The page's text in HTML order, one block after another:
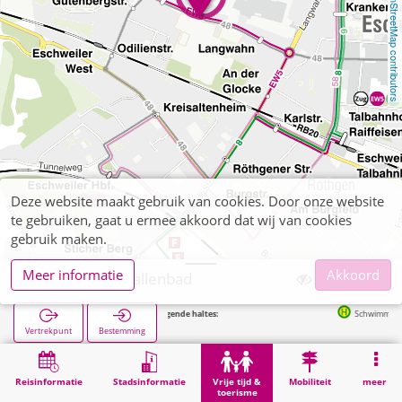
OpenStreetMap contributors
Reisinformatie Stadsinformatie
Vrije tijd &
toerisme
Mobiliteit meer
Eschweiler, Hallenbad
Vertrekpunt Bestemming
Volgende haltes: Schwimmhalle in
Vrije tijd & toerisme Eschweiler, Hallenbad
Deze website maakt gebruik van cookies. Door onze website
te gebruiken, gaat u ermee akkoord dat wij van cookies
gebruik maken.
Meer informatie
Akkoord